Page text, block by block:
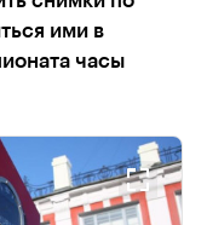
ими в
часы